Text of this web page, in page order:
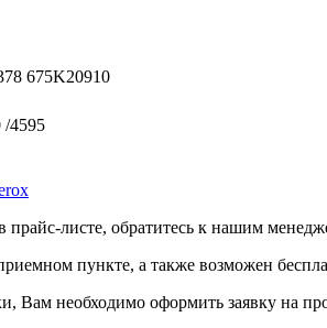
675K20910
/4595
листе, обратитесь к нашим
пункте, а также возможен
Вам необходимо оформить заявку на